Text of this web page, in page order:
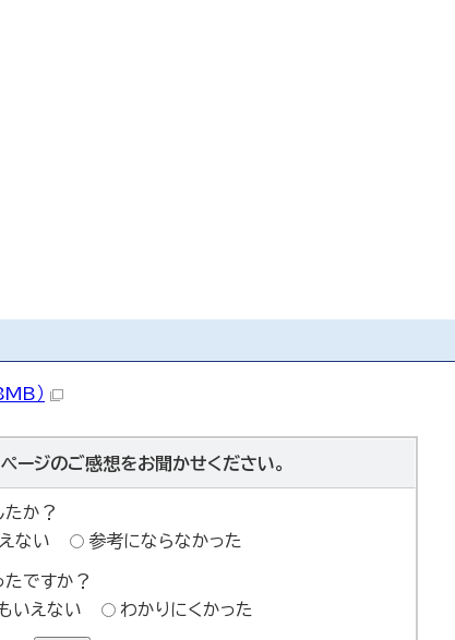
）
ージのご感想をお聞かせください。
たか？
ない 参考にならなかった
たですか？
いえない わかりにくかった